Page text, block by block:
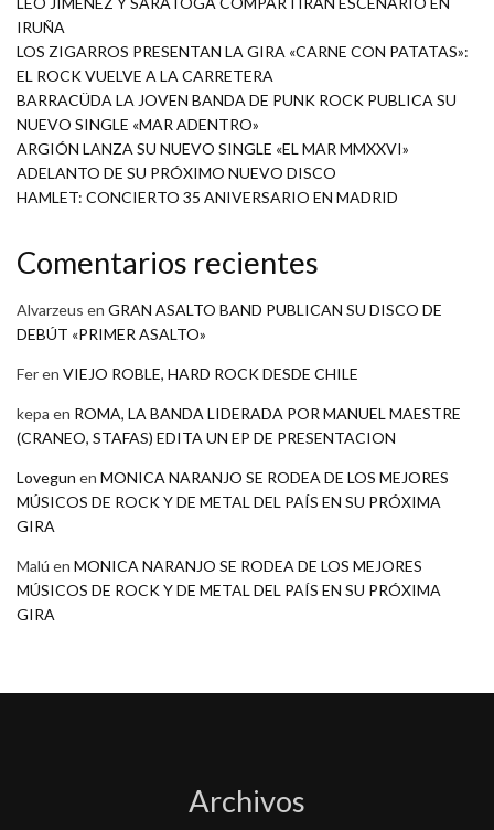
IRUÑA
LOS ZIGARROS PRESENTAN LA GIRA «CARNE CON PATATAS»:
EL ROCK VUELVE A LA CARRETERA
BARRACÜDA LA JOVEN BANDA DE PUNK ROCK PUBLICA SU
NUEVO SINGLE «MAR ADENTRO»
ARGIÓN LANZA SU NUEVO SINGLE «EL MAR MMXXVI»
ADELANTO DE SU PRÓXIMO NUEVO DISCO
HAMLET: CONCIERTO 35 ANIVERSARIO EN MADRID
Comentarios recientes
Alvarzeus en GRAN ASALTO BAND PUBLICAN SU DISCO DE
DEBÚT «PRIMER ASALTO»
Feren VIEJO ROBLE, HARD ROCK DESDE CHILE
kepa en ROMA, LA BANDA LIDERADA POR MANUEL MAESTRE
(CRANEO, STAFAS) EDITA UN EP DE PRESENTACION
Lovegun en MONICA NARANJO SE RODEA DE LOS MEJORES
MÚSICOS DE ROCK Y DE METAL DEL PAÍS EN SU PRÓXIMA
GIRA
Malú en MONICA NARANJO SE RODEA DE LOS MEJORES
MÚSICOS DE ROCK Y DE METAL DEL PAÍS EN SU PRÓXIMA
GIRA
Archivos